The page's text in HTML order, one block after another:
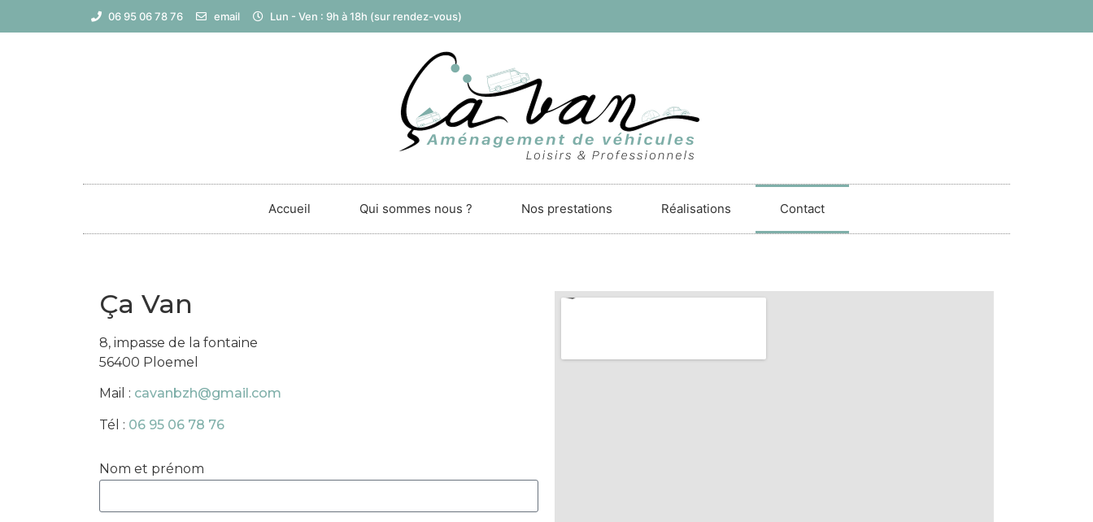
06 95 06 78 76 email Lun - Ven : 9h à 18h (sur rendez-vous)
Accueil Qui sommes nous ? Nos prestations Réalisations Contact
Ça Van
8, impasse de la fontaine
56400 Ploemel
Mail : cavanbzh@gmail.com
Tél : 06 95 06 78 76
Nom et prénom
Cookies management panel